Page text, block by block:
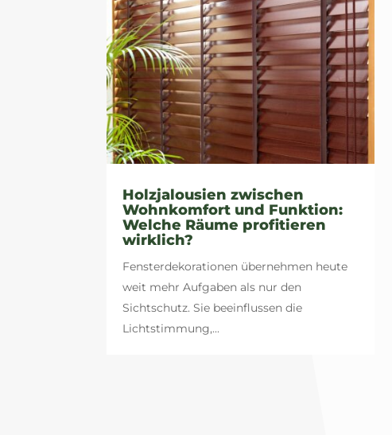
Holzjalousien zwischen
Wohnkomfort und Funktion:
Welche Räume profitieren
wirklich?
Fensterdekorationen übernehmen heute
weit mehr Aufgaben als nur den
Sichtschutz. Sie beeinflussen die
Lichtstimmung,...